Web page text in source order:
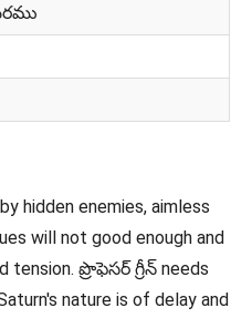
hidden enemies, aimless
will not good enough and
tension. ప్రొఫెసర్ గ్రీన్ needs
nature is of delay and